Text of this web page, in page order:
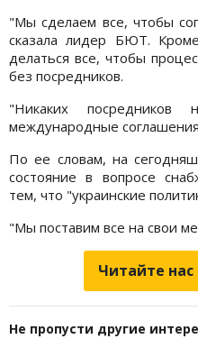
"Мы сделаем все, чтобы
сказала лидер БЮТ.
делаться все, чтобы
без посредников.
"Никаких
международные
По ее словам, на
состояние в вопросе
тем, что "украинские
"Мы поставим все на свои
Читайте нас
Не пропусти другие